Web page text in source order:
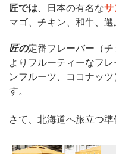
匠では、日本の有名なサ
マゴ、チキン、和牛、選
匠の定番フレーバー（チ
よりフルーティーなフ
ンフルーツ、ココナッ
す。
さて、北海道へ旅立つ